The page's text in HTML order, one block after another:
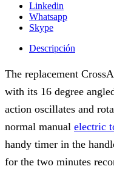
Linkedin
Whatsapp
Skype
Descripción
The replacement
with its 16 degree
action oscillates and
normal manual electric
handy timer in the
for the two minutes